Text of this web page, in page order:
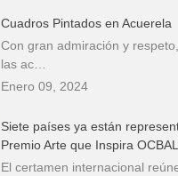
Cuadros Pintados en Acuerela
Con gran admiración y
las ac…
Enero 09, 2024
Siete países ya están
Premio Arte que Inspira
El certamen internacional